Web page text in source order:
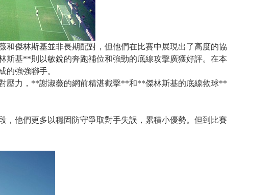
傑林斯基並非長期配對，但他們在比賽中展現出了高度的協
基**則以敏銳的奔跑補位和強勁的底線攻擊廣獲好評。在本
的強強聯手。
壓力，**謝淑薇的網前精湛截擊**和**傑林斯基的底線救球**
他們更多以穩固防守爭取對手失誤，累積小優勢。但到比賽